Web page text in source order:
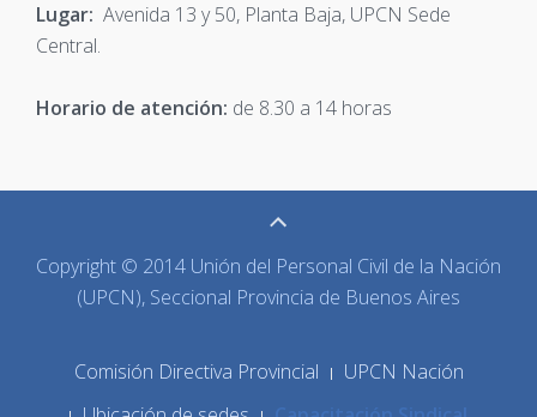
Lugar: Avenida 13 y 50, Planta Baja, UPCN Sede
Central.
Horario de atención: de 8.30 a 14 horas
Copyright © 2014 Unión del Personal Civil de la Nación
(UPCN), Seccional Provincia de Buenos Aires
Comisión Directiva Provincial
UPCN Nación